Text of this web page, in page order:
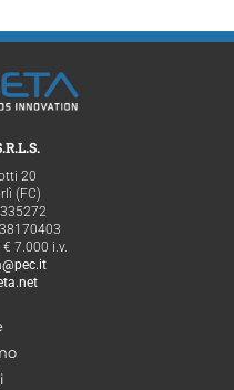
20
(FC)
€ 7.000 i.v.